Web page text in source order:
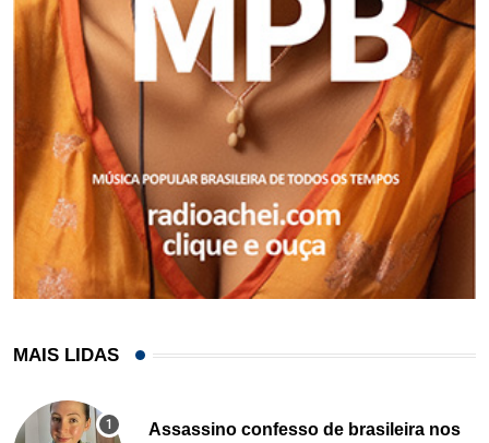
MAIS LIDAS
Assassino confesso de brasileira nos